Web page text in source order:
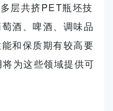
层共挤PET瓶坯技
酒、啤酒、调味品
和保质期有较高要
为这些领域提供可